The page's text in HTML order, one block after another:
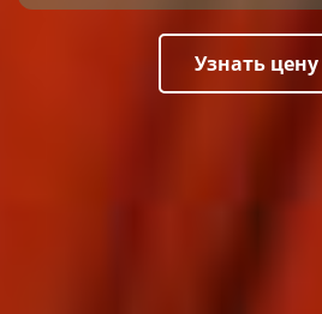
Узнать цену